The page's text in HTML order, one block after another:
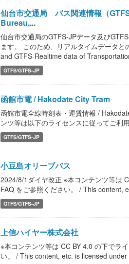
仙台市交通局 バス関連情報（
Bureau,...
仙台市交通局のGTFS-JPデータ及び
ます。 このため、リアルタイムデータ
and GTFS-Realtime data of
GTFS/GTFS-JP
函館市電 / Hakodate City Tram
函館市電全線時刻表・運賃情報 /
ンツ等は以下のライセンスに従ってご
GTFS/GTFS-JP
小豆島オリーブバス
2024/8/1ダイヤ改正 ※本コンテンツ等は
FAQ をご参照ください。 / This content,
GTFS/GTFS-JP
上信ハイヤー株式会社
※本コンテンツ等は CC BY 4.0 の下でラ
い。 / This content, etc. is licensed